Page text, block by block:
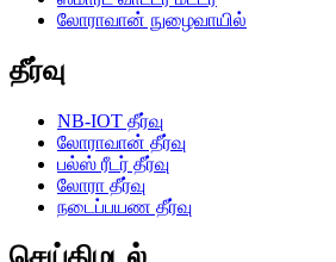
லோராவான் நுழைவாயில்
தீர்வு
NB-IOT தீர்வு
லோராவான் தீர்வு
பல்ஸ் ரீடர் தீர்வு
லோரா தீர்வு
நடைப்பயண தீர்வு